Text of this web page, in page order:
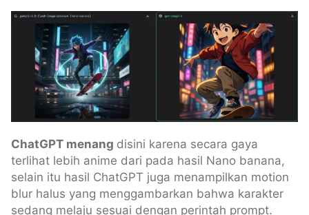
ChatGPT menang disini karena secara gaya
terlihat lebih anime dari pada hasil Nano banana,
selain itu hasil ChatGPT juga menampilkan motion
blur halus yang menggambarkan bahwa karakter
sedang melaju sesuai dengan perintah prompt.